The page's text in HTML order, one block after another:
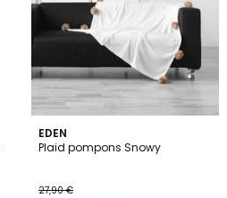
EDEN
Plaid pompons Snowy
27,90 €
3
Couleurs